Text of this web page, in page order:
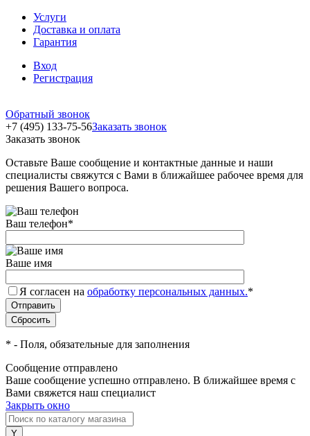
Услуги
Доставка и оплата
Гарантия
Вход
Регистрация
Обратный звонок
+7 (495) 133-75-56Заказать звонок
Заказать звонок
Оставьте Ваше сообщение и контактные данные и наши
специалисты свяжутся с Вами в ближайшее рабочее время для
решения Вашего вопроса.
Ваш телефон*
Ваше имя
Я согласен на обработку персональных данных.*
* - Поля, обязательные для заполнения
Сообщение отправлено
Ваше сообщение успешно отправлено. В ближайшее время с
Вами свяжется наш специалист
Закрыть окно